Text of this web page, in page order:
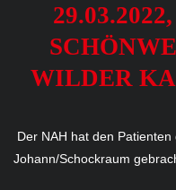
WILDER
Der NAH hat den Patienten
Johann/Schockraum